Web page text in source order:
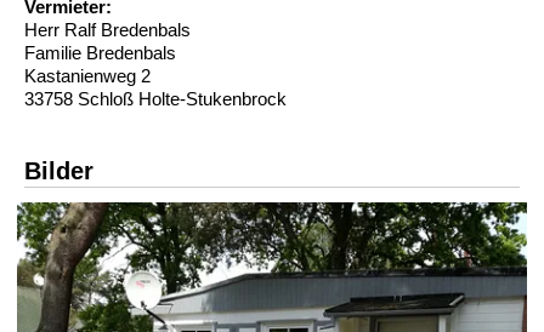
Vermieter:
Herr Ralf Bredenbals
Familie Bredenbals
Kastanienweg 2
33758 Schloß Holte-Stukenbrock
Bilder